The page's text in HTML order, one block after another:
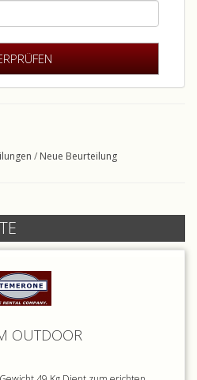
/ Neue Beurteilung
OUTDOOR